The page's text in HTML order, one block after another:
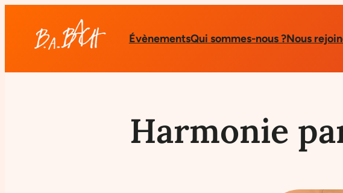
ÉvènementsQui sommes-nous ?Nous
Harmonie